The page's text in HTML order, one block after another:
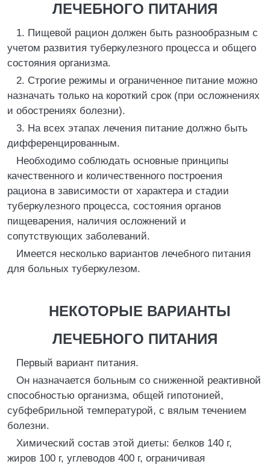
ЛЕЧЕБНОГО ПИТАНИЯ
1. Пищевой рацион должен быть разнообразным с
учетом развития туберкулезного процесса и общего
состояния организма.
2. Строгие режимы и ограниченное питание можно
назначать только на короткий срок (при осложнениях
и обострениях болезни).
3. На всех этапах лечения питание должно быть
дифференцированным.
Необходимо соблюдать основные принципы
качественного и количественного построения
рациона в зависимости от характера и стадии
туберкулезного процесса, состояния органов
пищеварения, наличия осложнений и
сопутствующих заболеваний.
Имеется несколько вариантов лечебного питания
для больных туберкулезом.
НЕКОТОРЫЕ ВАРИАНТЫ
ЛЕЧЕБНОГО ПИТАНИЯ
Первый вариант питания.
Он назначается больным со сниженной реактивной
способностью организма, общей гипотонией,
субфебрильной температурой, с вялым течением
болезни.
Химический состав этой диеты: белков 140 г,
жиров 100 г, углеводов 400 г, ограничивая